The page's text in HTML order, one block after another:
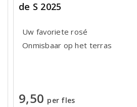
de S 2025
Uw favoriete rosé
Onmisbaar op het terras
9,50 per fles